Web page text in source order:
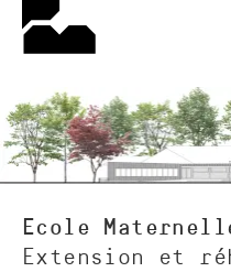
Ecole
Extension et